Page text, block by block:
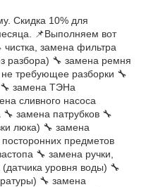
Скидка 10% для
📌Выполняем вот
замена фильтра
разбора) 🔧 замена ремня
требующее разборки 🔧
замена ТЭНа
сливного насоса
замена патрубков 🔧
люка) 🔧 замена
предметов
🔧 замена ручки,
уровня воды) 🔧
🔧 замена